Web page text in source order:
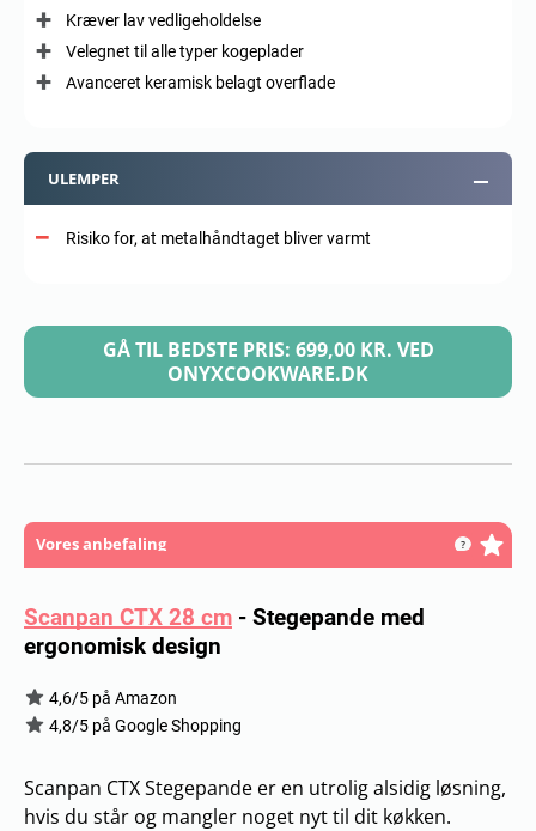
Kræver lav vedligeholdelse
Velegnet til alle typer kogeplader
Avanceret keramisk belagt overflade
ULEMPER
Risiko for, at metalhåndtaget bliver varmt
GÅ TIL BEDSTE PRIS: 699,00 KR. VED
ONYXCOOKWARE.DK
Vores anbefaling
Scanpan CTX 28 cm - Stegepande med
ergonomisk design
4,6/5 på Amazon
4,8/5 på Google Shopping
Scanpan CTX Stegepande er en utrolig alsidig løsning,
hvis du står og mangler noget nyt til dit køkken.